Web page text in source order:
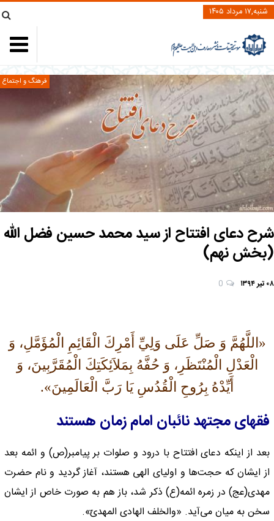
شنبه,۱۷ مرداد ۱۴۰۵
شرح دعای افتتاح از سید محمد حسین فضل الله
(بخش نهم)
۰۸ تیر ۱۳۹۴ 0
فرهنگ و اجتماع
«اللَّهُمَّ وَ صَلِّ عَلَى وَلِيِّ أَمْرِكَ الْقَائِمِ الْمُؤَمَّلِ، وَ
الْعَدْلِ الْمُنْتَظَرِ، وَ حُفَّهُ بِمَلاَئِكَتِكَ الْمُقَرَّبِينَ، وَ
أَيِّدْهُ بِرُوحِ الْقُدُسِ يَا رَبَّ الْعَالَمِينَ‏».
فقهای مجتهد نائبان امام زمان هستند
بعد از اینکه دعای افتتاح با درود و صلوات بر پیامبر(ص) و ائمه بعد
از ایشان که حجت‌ها و اولیای الهی هستند، آغاز گردید و نام حضرت
مهدی(عج) در زمره ائمه(ع) ذکر شد، باز هم به صورت خاص از ایشان
سخن به میان می‌آید. «والخلف الهادی المهدیّ».